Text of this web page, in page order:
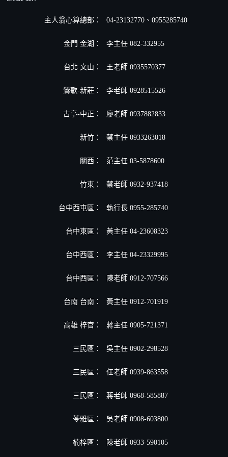
主人翁心算總部： 04-23132770、0955285740
金門 金湖： 李主任 082-332955
台北 文山： 王老師 0935570377
鶯歌-新莊： 李老師 0928515526
古亭-中正： 廖老師 0937882833
新竹： 蔡主任 0933263018
關西： 范主任 03-5878600
竹東： 蔡老師 0932-937418
台中西屯區： 執行長 0955-285740
台中東區： 黃主任 04-23608323
台中西區： 李主任 04-23329995
台中西區： 陳老師 0912-707566
台南 台南： 黃主任 0912-701919
高雄 梓官： 蔣主任 0905-721371
三民區： 吳主任 0902-298528
三民區： 任老師 0939-863558
三民區： 蔣老師 0968-585887
苓雅區： 吳老師 0908-603800
楠梓區： 陳老師 0933-590105